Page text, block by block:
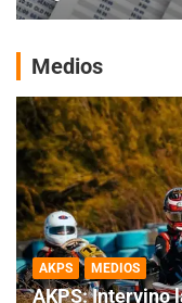
Medios
AKPS MEDIOS
AKPS: Intervino